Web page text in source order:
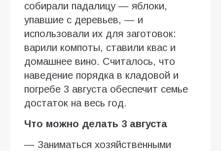
собирали падалицу — яблоки,
упавшие с деревьев, — и
использовали их для заготовок:
варили компоты, ставили квас и
домашнее вино. Считалось, что
наведение порядка в кладовой и
погребе 3 августа обеспечит семье
достаток на весь год.
Что можно делать 3 августа
— Заниматься хозяйственными